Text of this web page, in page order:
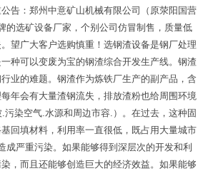
告：郑州中意矿山机械有限公司（原荥阳国营
的选矿设备厂家，个别公司仿冒制售，质量低
望广大客户选购慎重！选钢渣设备是钢厂处理
种可以变废为宝的钢渣综合开发生产线。钢渣
业的难题。钢渣作为炼铁厂生产的副产品，含
年会有大量渣钢流失，排放渣粉也给周围环境
污染空气.水源和周边市容.）。在过去，这种固
回填材料，利用率一直很低，既占用大量城市
成严重污染。如果能够得到深层次的开发和利
，而且还能够创造巨大的经济效益。如果能够